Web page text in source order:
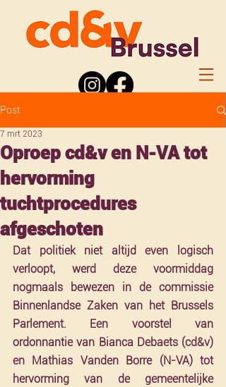
Post
Oproep cd&v en N-VA tot
hervorming
tuchtprocedures
afgeschoten
7 mrt 2023
Dat politiek niet altijd even logisch
verloopt, werd deze voormiddag
nogmaals bewezen in de commissie
Binnenlandse Zaken van het Brussels
Parlement. Een voorstel van
ordonnantie van Bianca Debaets (cd&v)
en Mathias Vanden Borre (N-VA) tot
hervorming van de gemeentelijke